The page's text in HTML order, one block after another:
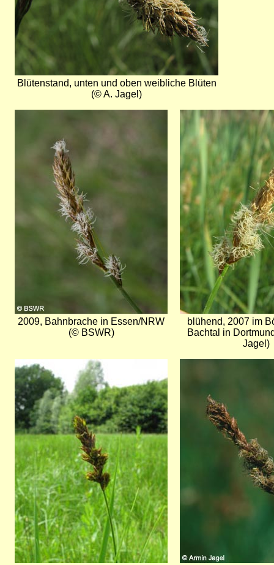
Blütenstand, unten und oben weibliche Blüten
(© A. Jagel)
2009, Bahnbrache in Essen/NRW
(© BSWR)
Bild
blühend, 2007 im
Bachtal in
Jagel)
Bild